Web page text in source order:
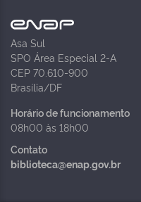
Asa Sul
SPO Área Especial 2-A
CEP 70.610-900
Brasília/DF
Horário de funcionamento
08h00 às 18h00
Contato
biblioteca@enap.gov.br